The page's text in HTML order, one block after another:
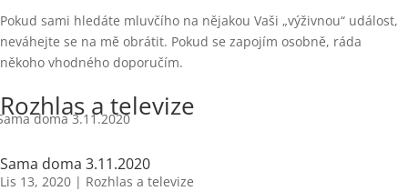
Pokud sami hledáte mluvčího na nějakou Vaši „výživnou“ událost,
neváhejte se na mě obrátit. Pokud se zapojím osobně, ráda
někoho vhodného doporučím.
Rozhlas a televize
Sama doma 3.11.2020
Lis 13, 2020 | Rozhlas a televize